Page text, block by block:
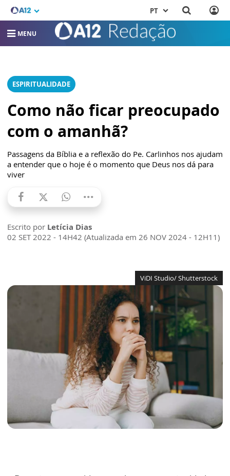
PT
MENU
ESPIRITUALIDADE
Como não ficar preocupado
com o amanhã?
Passagens da Bíblia e a reflexão do Pe. Carlinhos nos ajudam
a entender que o hoje é o momento que Deus nos dá para
viver
Escrito por Letícia Dias
02 SET 2022 - 14H42 (Atualizada em 26 NOV 2024 - 12H11)
ViDI Studio/ Shutterstock